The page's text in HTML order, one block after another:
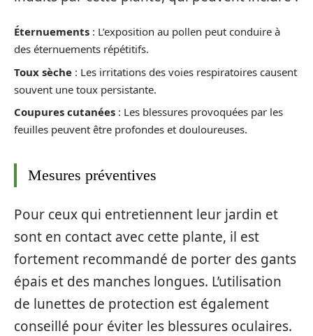
Éternuements : L’exposition au pollen peut conduire à
des éternuements répétitifs.
Toux sèche : Les irritations des voies respiratoires causent
souvent une toux persistante.
Coupures cutanées : Les blessures provoquées par les
feuilles peuvent être profondes et douloureuses.
Mesures préventives
Pour ceux qui entretiennent leur jardin et
sont en contact avec cette plante, il est
fortement recommandé de porter des gants
épais et des manches longues. L’utilisation
de lunettes de protection est également
conseillé pour éviter les blessures oculaires.